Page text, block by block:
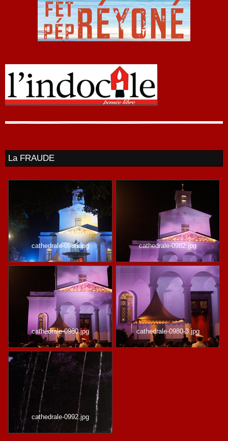
La FRAUDE
cathedrale-0986.jpg cathedrale-0982.jpg
cathedrale-0980.jpg cathedrale-0980-3.jpg
cathedrale-0992.jpg